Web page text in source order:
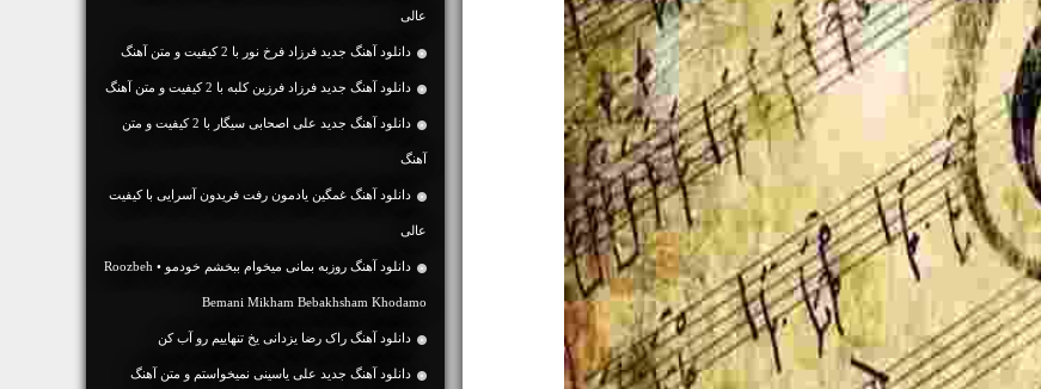
عالی
دانلود آهنگ جديد فرزاد فرخ نور با 2 کیفیت و متن آهنگ
دانلود آهنگ جديد فرزاد فرزین کلبه با 2 کیفیت و متن آهنگ
دانلود آهنگ جديد علی اصحابی سیگار با 2 کیفیت و متن
آهنگ
دانلود آهنگ غمگین یادمون رفت فریدون آسرایی با کیفیت
عالی
دانلود آهنگ روزبه بمانی میخوام ببخشم خودمو • Roozbeh
Bemani Mikham Bebakhsham Khodamo
دانلود آهنگ راک رضا یزدانی یخ تنهاییم رو آب کن
دانلود آهنگ جديد علی یاسینی نمیخواستم و متن آهنگ